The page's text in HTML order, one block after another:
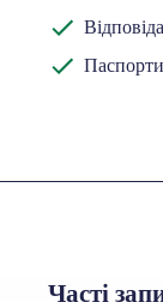
Паспорти
Часті